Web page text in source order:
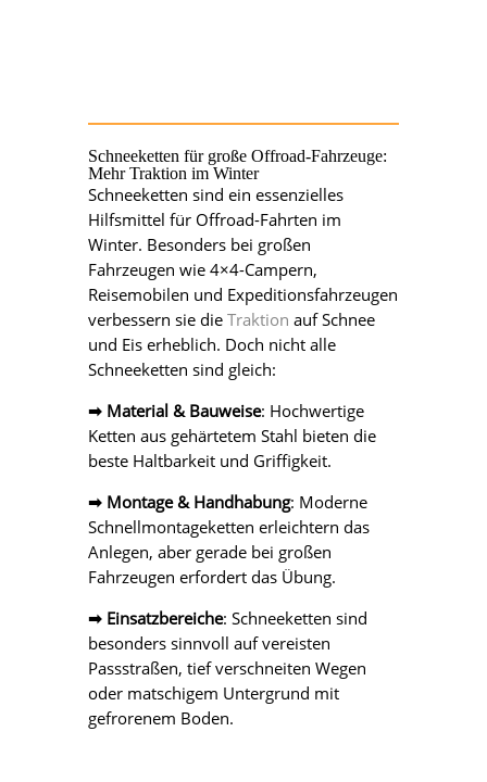
Schneeketten für große Offroad-Fahrzeuge:
Mehr Traktion im Winter
Schneeketten sind ein essenzielles
Hilfsmittel für Offroad-Fahrten im
Winter. Besonders bei großen
Fahrzeugen wie 4×4-Campern,
Reisemobilen und Expeditionsfahrzeugen
verbessern sie die Traktion auf Schnee
und Eis erheblich. Doch nicht alle
Schneeketten sind gleich:
➡ Material & Bauweise: Hochwertige
Ketten aus gehärtetem Stahl bieten die
beste Haltbarkeit und Griffigkeit.
➡ Montage & Handhabung: Moderne
Schnellmontageketten erleichtern das
Anlegen, aber gerade bei großen
Fahrzeugen erfordert das Übung.
➡ Einsatzbereiche: Schneeketten sind
besonders sinnvoll auf vereisten
Passstraßen, tief verschneiten Wegen
oder matschigem Untergrund mit
gefrorenem Boden.